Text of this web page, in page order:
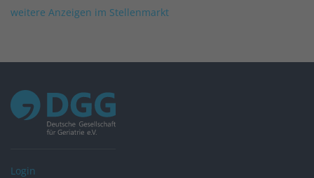
weitere Anzeigen im Stellenmarkt
Login